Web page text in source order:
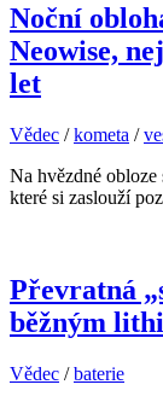
Noční
Neowise,
let
Vědec /kometa /
Na hvězdné obloze
které si zaslouží
Převratná
běžným
Vědec /baterie